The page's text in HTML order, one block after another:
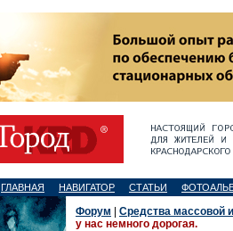
ГЛАВНАЯ НАВИГАТОР СТАТЬИ
Форум
Средства массовой
у нас немного дорогая.